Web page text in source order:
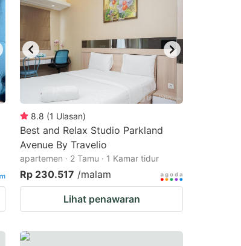
8.8 (1 Ulasan)
Best and Relax Studio Parkland
Avenue By Travelio
apartemen · 2 Tamu · 1 Kamar tidur
Rp 230.517 /malam
Lihat penawaran